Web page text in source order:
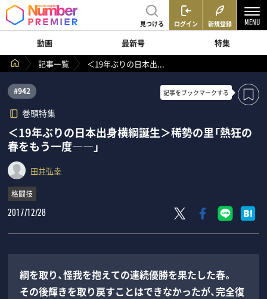
見つける ログイン 新規登録
動画 最新号
特集
記事一覧
＜19年ぶりの日本出...
#942
巻頭特集
記事をブックマークする
＜19年ぶりの日本出身横綱誕生＞稀勢の里「熱狂の
春をもう一度――」
田井弘幸
格闘技
2017/12/28
綱を取り、怪我を抱えての連続優勝を果たした春。
その後輝きを取り戻すことはできなかったが、完全復